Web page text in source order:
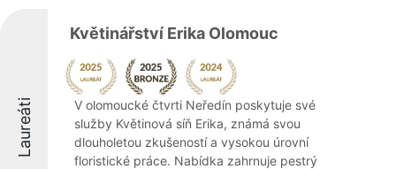
Laureáti
Květinářství Erika Olomouc
V olomoucké čtvrti Neředín poskytuje své
služby Květinová síň Erika, známá svou
dlouholetou zkušeností a vysokou úrovní
floristické práce. Nabídka zahrnuje pestrý